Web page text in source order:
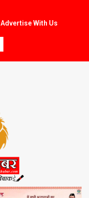
Advertise With Us